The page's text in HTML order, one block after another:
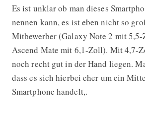
Es ist unklar ob man dieses
nennen kann, es ist eben nicht so
Mitbewerber (Galaxy Note 2 mit
Ascend Mate mit 6,1-Zoll). Mit 4,7-
noch recht gut in der Hand liegen.
dass es sich hierbei eher um ein
Smartphone handelt,.